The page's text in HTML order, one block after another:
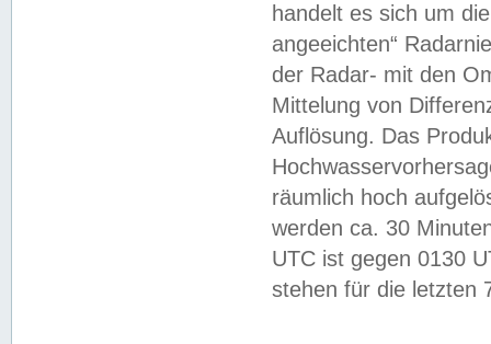
handelt es sich um
angeeichten“
der Radar- mit den
Mittelung von
Auflösung. Das
räumlich hoch
werden ca. 30
UTC ist gegen 0130
stehen für die letzten